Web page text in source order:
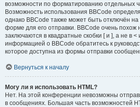
возможности по форматированию отдельных
Возможность использования BBCode
однако BBCode также может быть отключён
форме для его отправки. BBCode очень похож
заключаются в квадратные скобки [ и ], а не в
информацией о BBCode обратитесь к
которое доступна из формы отправки
Вернуться к началу
Могу ли я использовать HTML?
Нет. На этой конференции невозможны
в сообщениях. Большая часть возможностей